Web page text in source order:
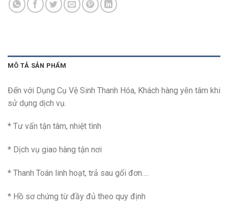
MÔ TẢ SẢN PHẨM
Đến với Dụng Cụ Vệ Sinh Thanh Hóa, Khách hàng yên tâm khi
sử dụng dịch vụ.
* Tư vấn tận tâm, nhiệt tình
* Dịch vụ giao hàng tận nơi
* Thanh Toán linh hoạt, trả sau gối đơn….
* Hồ sơ chứng từ đầy đủ theo quy định